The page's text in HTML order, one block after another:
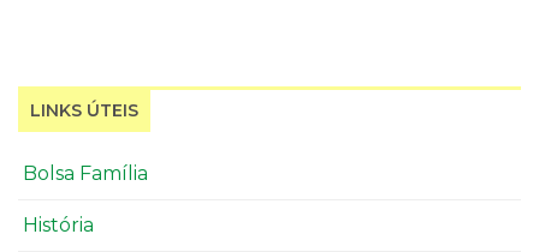
LINKS ÚTEIS
Bolsa Família
História